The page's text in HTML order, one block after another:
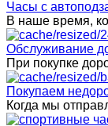
Часы с
В наше время,
Обслуживание
При покупке
Покупаем
Когда мы